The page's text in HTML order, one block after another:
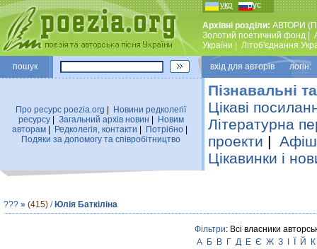
укр рус
Архівні розділи: АВТОРИ
Золотий поетичний фонд
України
Лiтоб'єднання
пошук вхiд для авторiв логін:
Про ресурс poezia.org
Новини редколегiї
ресурсу| Загальний архiв новин
Новим
авторам
Редколегiя, контакти Потрiбно
Подяки за допомогу та співробітництво
Пізнавальні
Цікаві
Літературна
проекти |
Цікавинки і
??? » (415) / Юлія Баткіліна
Фільтри: Всі власники
А Б В Г Д Е Є Ж З Й К